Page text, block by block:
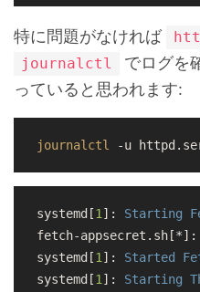
特に問題がなければ
journalctl
でログを
っていると思われます:
journalctl -u
systemd[1 ]: Starting
fetch-appsecret.sh[*]:
systemd[1 ]: Started
systemd[1 ]: Starting